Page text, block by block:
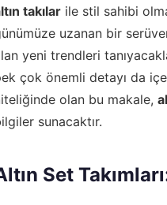
takılar ile stil sahibi
uzanan bir
yeni trendleri
çok önemli detayı da
olan bu makale,
sunacaktır.
Set